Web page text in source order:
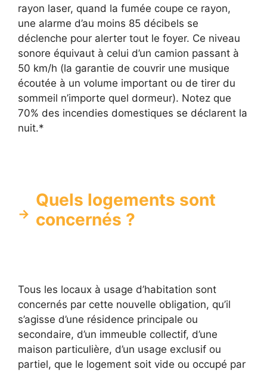
rayon laser, quand la fumée coupe ce rayon,
une alarme d’au moins 85 décibels se
déclenche pour alerter tout le foyer. Ce niveau
sonore équivaut à celui d’un camion passant à
50 km/h (la garantie de couvrir une musique
écoutée à un volume important ou de tirer du
sommeil n’importe quel dormeur). Notez que
70% des incendies domestiques se déclarent la
nuit.*
Quels logements sont
concernés ?
Tous les locaux à usage d’habitation sont
concernés par cette nouvelle obligation, qu’il
s’agisse d’une résidence principale ou
secondaire, d’un immeuble collectif, d’une
maison particulière, d’un usage exclusif ou
partiel, que le logement soit vide ou occupé par